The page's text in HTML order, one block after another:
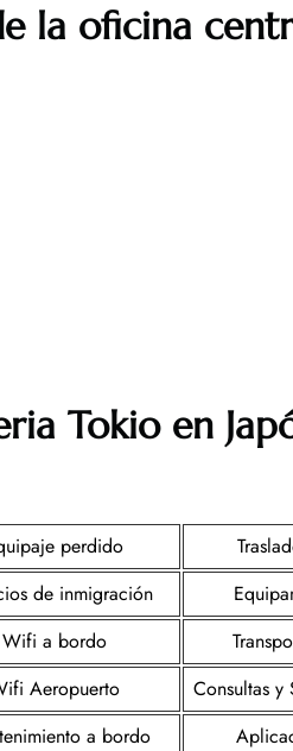
la oficina
Tokio en
perdido
de inmigración
Wifi a bordo
Aeropuerto
Consultas y
a bordo